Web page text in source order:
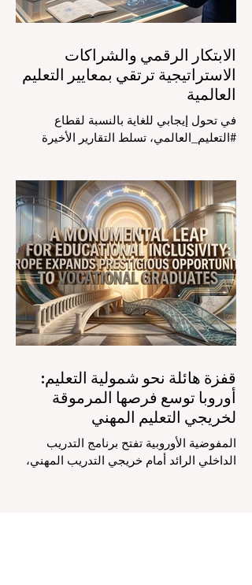
الأساسي وال
الابتكار الرقمي والشراكات
الاستراتيجية ترتقي بمعايير التعليم
العالمية
في تحول إيجابي للغاية بالنسبة لقطاع
#التعليم_العالمي، تسلط التقارير الأخيرة
الفصول الدراسية في جميع أنحاء العالم، وهو
أمر يثير اهتماماً كبيراً في الأوساط الأكاديمية
العربية التي تسعى للريادة. إن الدمج السريع
لمساعدي #الذكاء_الاصطناعي المتخصصين
والمصممين خصيصاً للمعلمين يُحدث ثورة
حقيقية في مهنة التدريس. ومن خلال الأتمتة
الناجحة للمهام الإدارية التي تستغرق وقتاً
طويلاً، تبشر هذه الأدوات المتقدمة بعصر
قفزة هائلة نحو شمولية التعليم:
أوروبا توسع فرصها المرموقة
لخريجي التعليم المهني
المفوضية الأوروبية تفتح برنامج التدريب
الداخلي الرائد أمام خريجي التدريب المهني،